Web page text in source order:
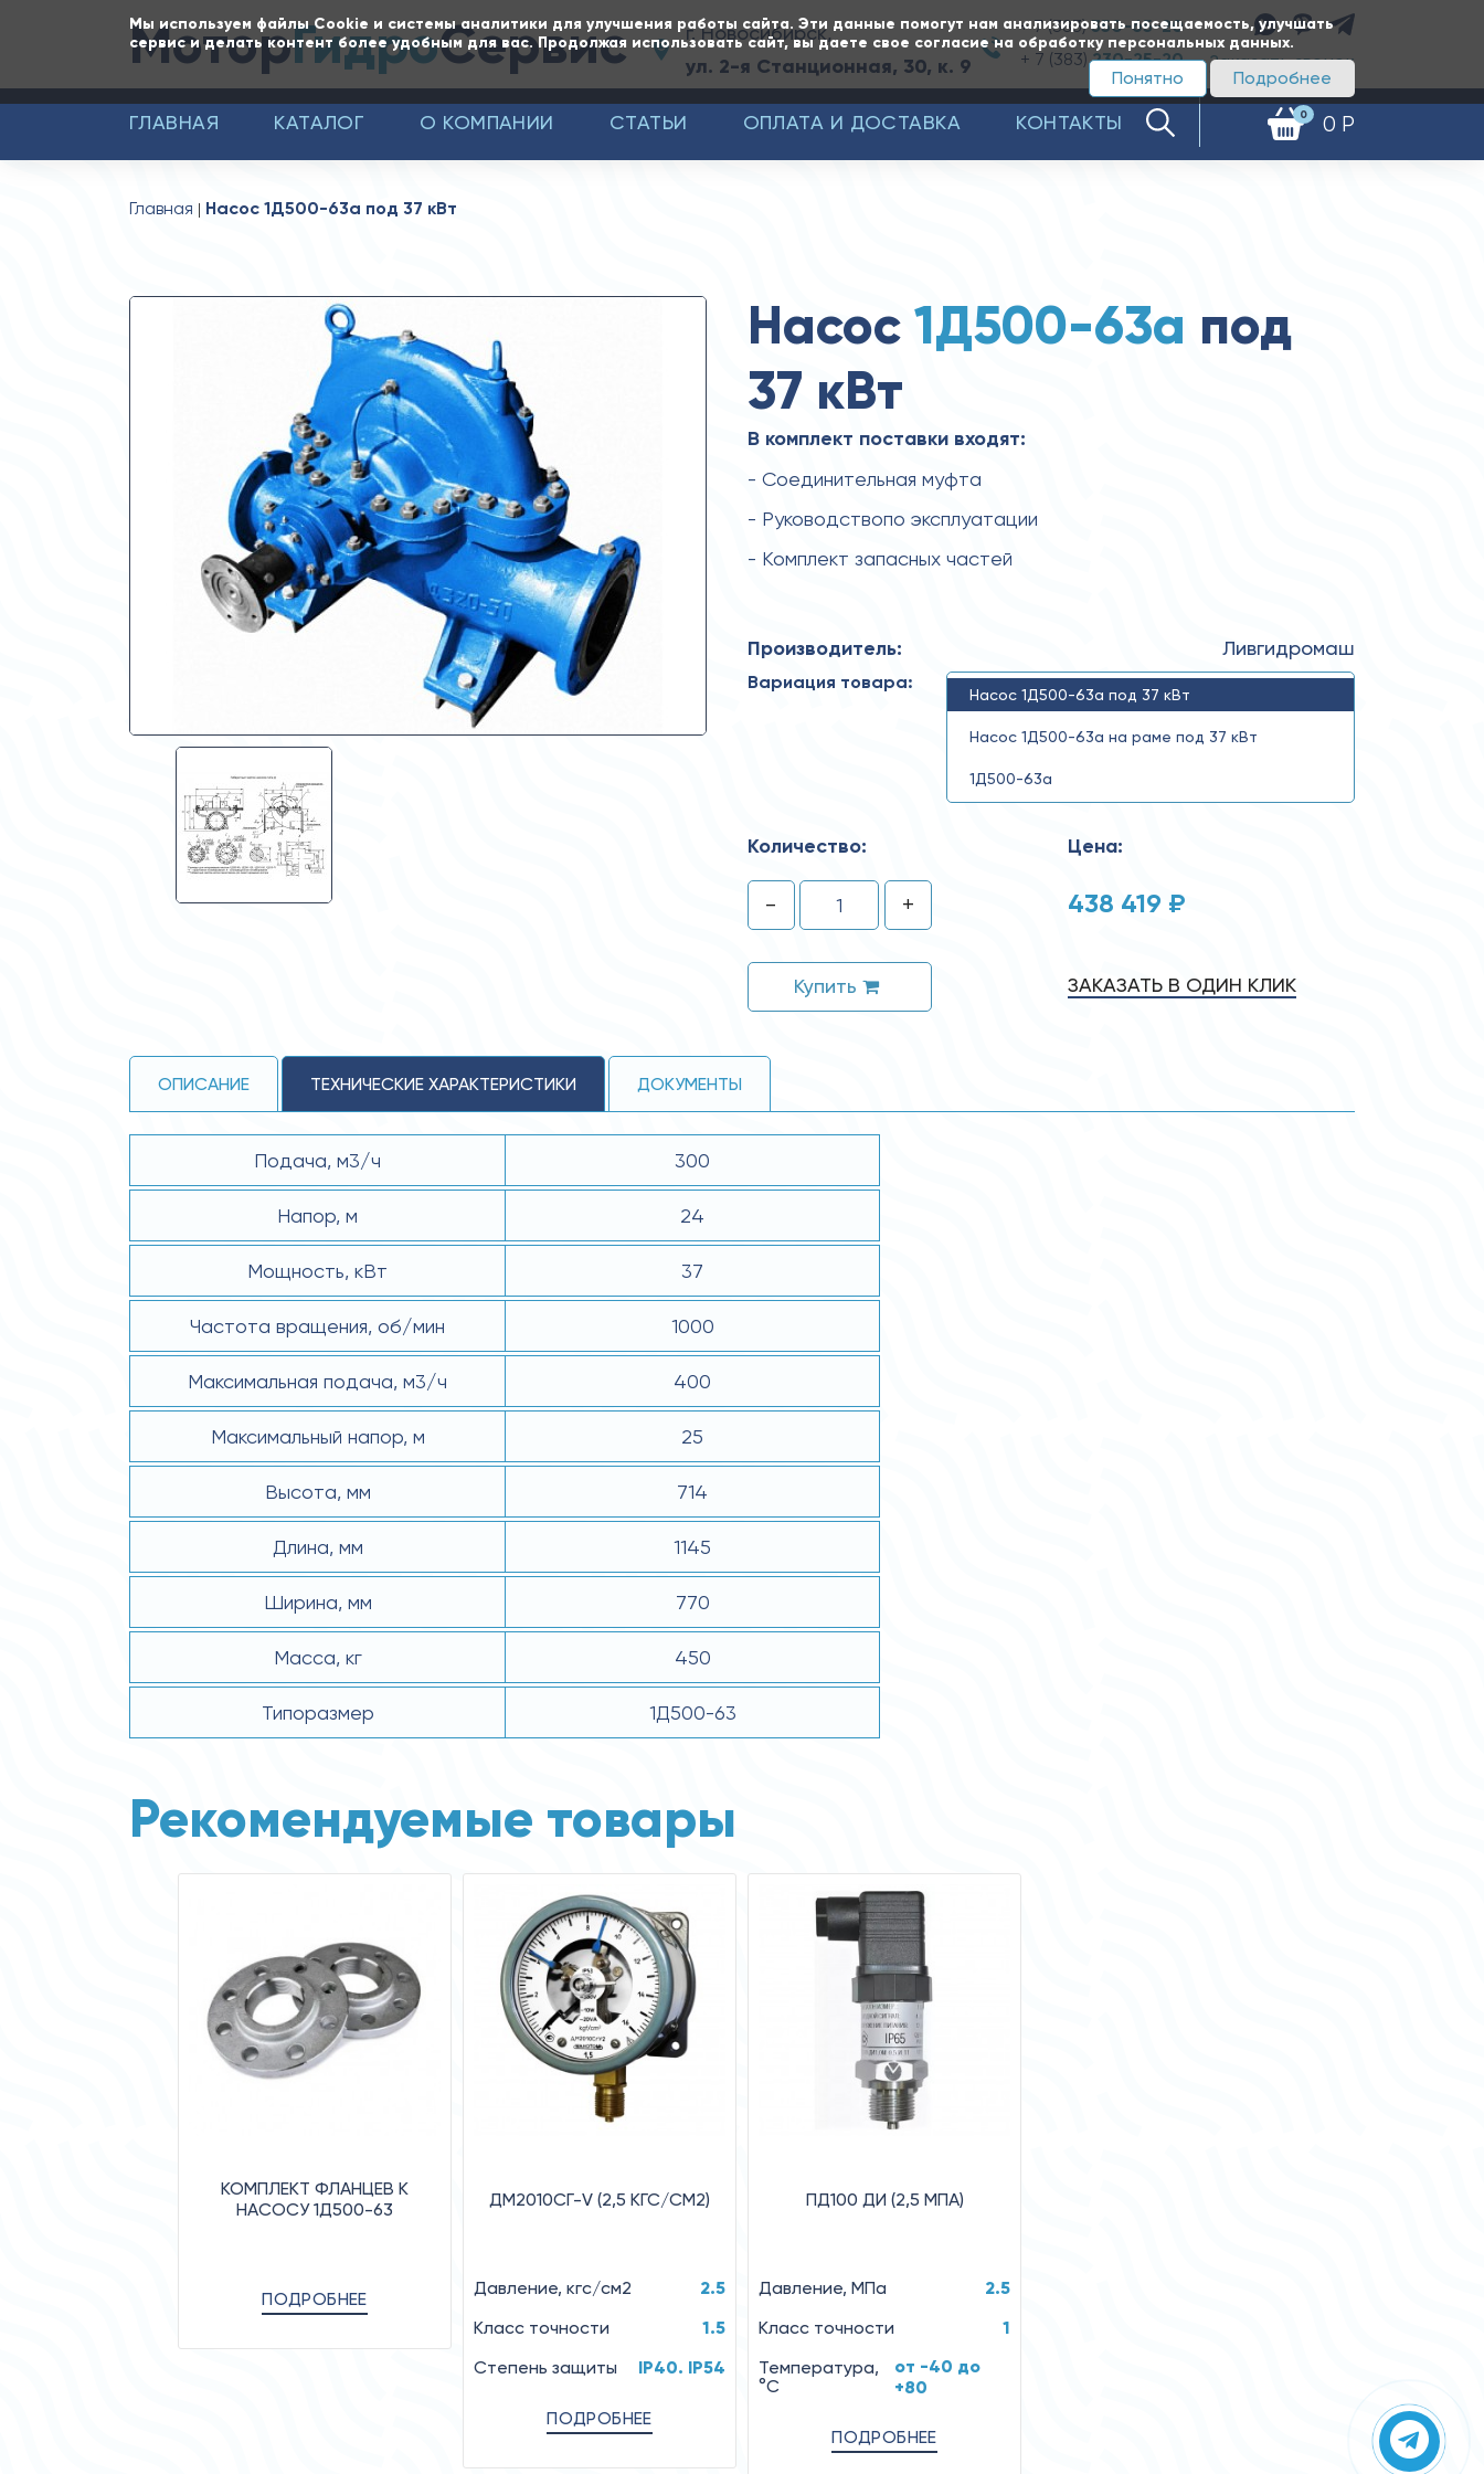
Мы используем файлы Cookie и системы аналитики для улучшения работы сайта. Эти данные помогут нам анализировать посещаемость, улучшать
сервис и делать контент более удобным для вас. Продолжая использовать сайт, вы даете свое согласие на обработку персональных данных.
Подробнее
Понятно
МоторГидроСервис г. Новосибирск,
ул. 2-я Станционная, 30, к. 9
+ 7 (383)350-65-20
+ 7 (383)230-25-20 Заказать звонок
0 0 Р
ГЛАВНАЯ КАТАЛОГ О КОМПАНИИ СТАТЬИ ОПЛАТА И ДОСТАВКА КОНТАКТЫ
Главная Насос 1Д500-63а под 37 кВт
Насос 1Д500-63а под
37 кВт
В комплект поставки входят:
- Соединительная муфта
- Руководствопо эксплуатации
- Комплект запасных частей
Производитель: Ливгидромаш
Вариация товара:
Насос 1Д500-63а под 37 кВт
Насос 1Д500-63а на раме под 37 кВт
1Д500-63а
Количество:
- +
Купить
Цена:
438 419 ₽
ЗАКАЗАТЬ В ОДИН КЛИК
ОПИСАНИЕ ТЕХНИЧЕСКИЕ ХАРАКТЕРИСТИКИ ДОКУМЕНТЫ
Подача, м3/ч 300
Напор, м 24
Мощность, кВт 37
Частота вращения, об/мин 1000
Максимальная подача, м3/ч 400
Максимальный напор, м 25
Высота, мм 714
Длина, мм 1145
Ширина, мм 770
Масса, кг 450
Типоразмер 1Д500-63
Рекомендуемые товары
КОМПЛЕКТ ФЛАНЦЕВ К
НАСОСУ 1Д500-63
ПОДРОБНЕЕ
ДМ2010СГ-V (2,5 КГС/СМ2)
Давление, кгс/см2
2.5
Класс точности
1.5
Степень защиты
IP40. IP54
ПОДРОБНЕЕ
ПД100 ДИ (2,5 МПА)
Давление, МПа
2.5
Класс точности
1
Температура,
°C
от -40 до
+80
ПОДРОБНЕЕ